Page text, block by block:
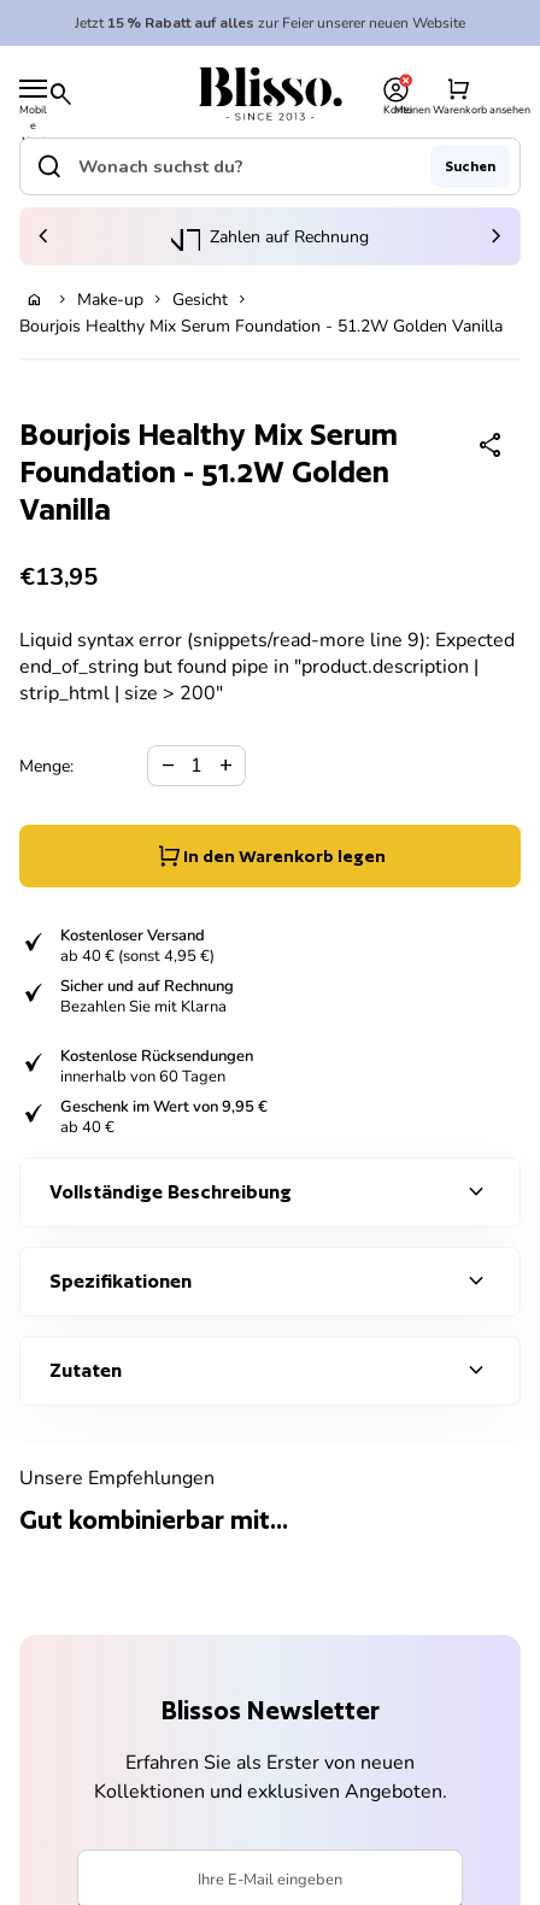
In den Warenkorb legen
Zum Inhalt springen
Jetzt15 % Rabatt auf alles zur Feier unserer neuen Website
Mobil
e
Navi
gatio
search
Startseite
Konto
Meinen Warenkorb ansehen
shopping_cart
Startseite
Suche"
search Suchen
(Link öffnet in neuem Tab/Fenster)
Zahlen auf Rechnung
chevron_left chevron_right
home chevron_right Make-up chevron_right Gesicht chevron_right
Bourjois Healthy Mix Serum Foundation - 51.2W Golden Vanilla
Bourjois Healthy Mix Serum
Foundation - 51.2W Golden
Vanilla
share
Regulärer Preis
€13,95
Liquid syntax error (snippets/read-more line 9): Expected
end_of_string but found pipe in "product.description |
strip_html | size > 200"
Menge:
Verringerung der Menge für
remove
Menge erhöhen für
add
In den Warenkorb legen
Kostenloser Versand
ab 40 € (sonst 4,95 €)
Sicher und auf Rechnung
Bezahlen Sie mit Klarna
Kostenlose Rücksendungen
innerhalb von 60 Tagen
Geschenk im Wert von 9,95 €
ab 40 €
Vollständige Beschreibung expand_more
Spezifikationen expand_more
Zutaten expand_more
Unsere Empfehlungen
Gut kombinierbar mit...
Blissos Newsletter
Erfahren Sie als Erster von neuen
Kollektionen und exklusiven Angeboten.
Ihre E-Mail eingeben